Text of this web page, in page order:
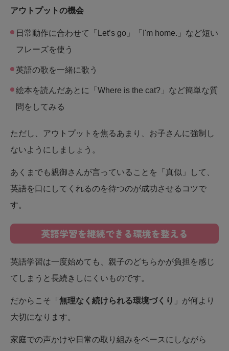
アウトプットの機会
日常動作に合わせて「Let’s go」「I'm home.」など短い
フレーズを使う
英語の歌を一緒に歌う
絵本を読んだあとに「Where is the cat?」など簡単な質
問をしてみる
ただし、アウトプットを焦るあまり、お子さんに強制し
ないようにしましょう。
あくまでも親御さんが言っていることを「真似」して、
英語を口にしてくれるのを待つのが成功させるコツで
す。
英語学習を継続できる環境を整える
英語学習は一度始めても、親子のどちらかが負担を感じ
てしまうと長続きしにくいものです。
だからこそ「 無理なく続けられる環境づくり 」が何より
大切になります。
家庭での声かけや日常の取り組みをベースにしながら